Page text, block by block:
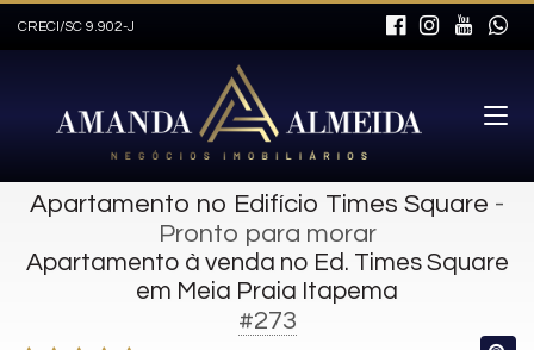
CRECI/SC 9.902-J
Apartamento no Edifício Times Square -
Pronto para morar
Apartamento à venda no Ed. Times Square
em Meia Praia Itapema
#273